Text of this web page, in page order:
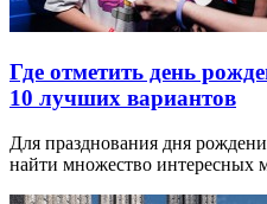
Где отметить день
10 лучших вариантов
Для празднования дня
найти множество интересных